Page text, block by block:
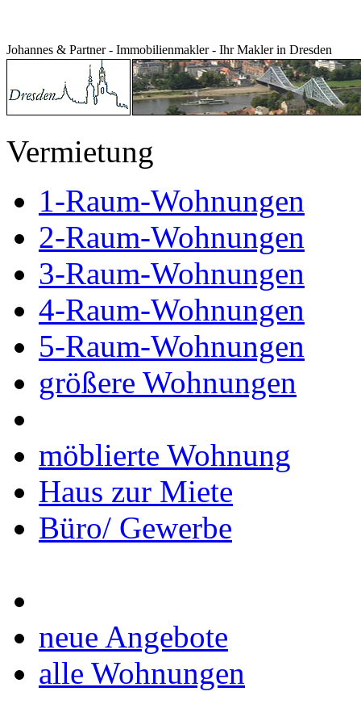
Johannes & Partner - Immobilienmakler - Ihr Makler in Dresden
Vermietung
1-Raum-Wohnungen
2-Raum-Wohnungen
3-Raum-Wohnungen
4-Raum-Wohnungen
5-Raum-Wohnungen
größere Wohnungen
möblierte Wohnung
Haus zur Miete
Büro/ Gewerbe
neue Angebote
alle Wohnungen